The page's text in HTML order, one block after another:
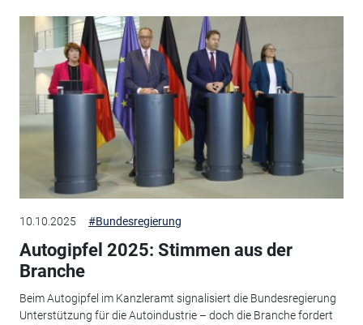
10.10.2025 #Bundesregierung
Autogipfel 2025: Stimmen aus der
Branche
Beim Autogipfel im Kanzleramt signalisiert die Bundesregierung
Unterstützung für die Autoindustrie – doch die Branche fordert